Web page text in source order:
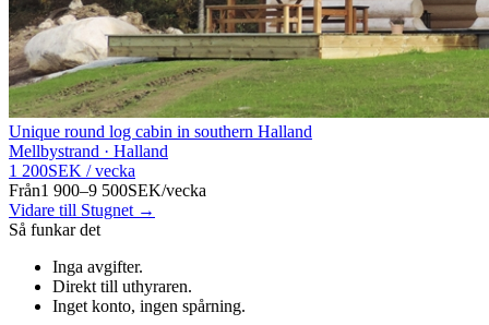
Unique round log cabin in southern Halland
Mellbystrand · Halland
1 200SEK /vecka
Från1 900–9 500SEK/vecka
Vidare till Stugnet →
Så funkar det
Inga avgifter.
Direkt till uthyraren.
Inget konto, ingen spårning.